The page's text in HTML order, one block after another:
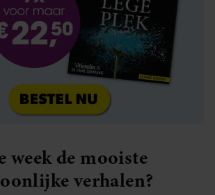
week de mooiste
verhalen?